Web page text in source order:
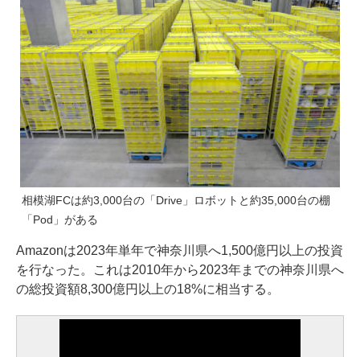
相模湖FCは約3,000台の「Drive」ロボットと約35,000台の棚
「Pod」がある
Amazonは2023年単年で神奈川県へ1,500億円以上の投資
を行なった。これは2010年から2023年までの神奈川県へ
の総投資額8,300億円以上の18%に相当する。